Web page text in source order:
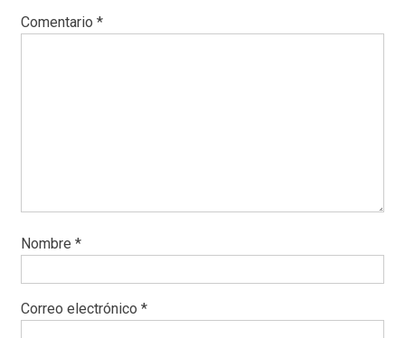
Comentario *
Nombre *
Correo electrónico *